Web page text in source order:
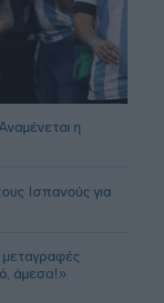
η
Ισπανούς για
άμεσα!»